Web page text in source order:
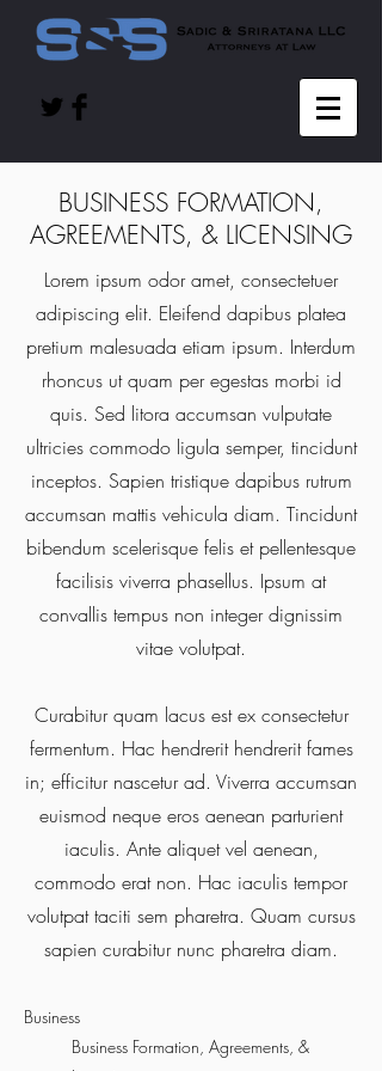
BUSINESS FORMATION,
AGREEMENTS, & LICENSING
Lorem ipsum odor amet, consectetuer
adipiscing elit. Eleifend dapibus platea
pretium malesuada etiam ipsum. Interdum
rhoncus ut quam per egestas morbi id
quis. Sed litora accumsan vulputate
ultricies commodo ligula semper, tincidunt
inceptos. Sapien tristique dapibus rutrum
accumsan mattis vehicula diam. Tincidunt
bibendum scelerisque felis et pellentesque
facilisis viverra phasellus. Ipsum at
convallis tempus non integer dignissim
vitae volutpat.
Curabitur quam lacus est ex consectetur
fermentum. Hac hendrerit hendrerit fames
in; efficitur nascetur ad. Viverra accumsan
euismod neque eros aenean parturient
iaculis. Ante aliquet vel aenean,
commodo erat non. Hac iaculis tempor
volutpat taciti sem pharetra. Quam cursus
sapien curabitur nunc pharetra diam.
Business
Business Formation, Agreements, &